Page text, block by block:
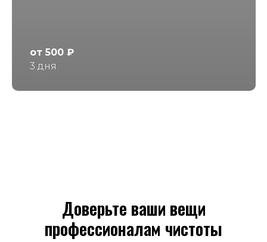
от 500 ₽
3 дня
Доверьте ваши вещи
профессионалам чистоты